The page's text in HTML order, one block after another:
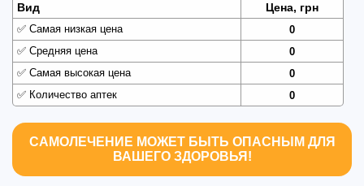
Вид Цена, грн
✅ Самая низкая цена
0
✅ Средняя цена
0
✅ Самая высокая цена
0
✅ Количество аптек 0
САМОЛЕЧЕНИЕ МОЖЕТ БЫТЬ ОПАСНЫМ ДЛЯ
ВАШЕГО ЗДОРОВЬЯ!